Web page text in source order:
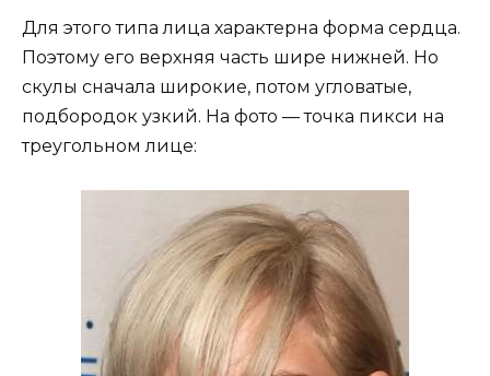
Для этого типа лица характерна форма сердца.
Поэтому его верхняя часть шире нижней. Но
скулы сначала широкие, потом угловатые,
подбородок узкий. На фото — точка пикси на
треугольном лице: